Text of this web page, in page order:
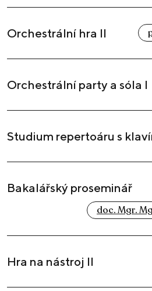
Orchestrální hra II
Orchestrální party a sóla I
Studium repertoáru s
Bakalářský proseminář
doc. Mgr.
Hra na nástroj II